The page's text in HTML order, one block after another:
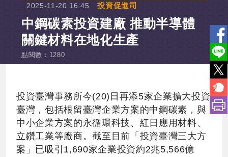
2025-11-20 16:45 投資促進司
中鋼碳素投資建廠 推動半導體
關鍵材料在地化生產
點閱數 ： 1280
投資臺灣事務所今(20)日再添5家企業擴大投資
臺灣，包括根留臺灣企業方案的中鋼碳素，與
中小企業方案的永循環科技、紅日應用材料、
立鑽工業等廠商。截至目前「投資臺灣三大方
案」已吸引1,690家企業投資約2兆5,566億